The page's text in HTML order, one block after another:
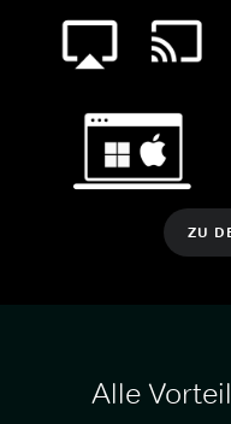
ZU
Alle